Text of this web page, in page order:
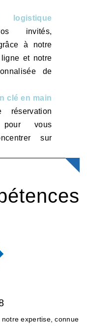
invités,
à notre
et notre
de
clé en main
pour vous
sur
expertise, connue